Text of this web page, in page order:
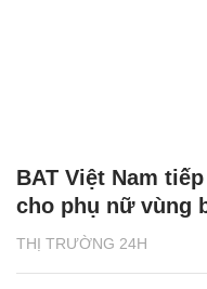
THỊ TRƯỜNG 24H
BAT Việt Nam
cho phụ nữ vùng